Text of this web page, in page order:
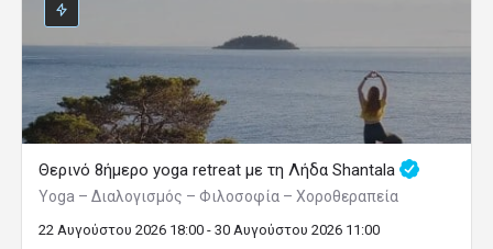
Θερινό 8ήμερο yoga retreat με τη Λήδα Shantala
Yoga – Διαλογισμός – Φιλοσοφία – Χοροθεραπεία
22 Αυγούστου 2026 18:00 - 30 Αυγούστου 2026 11:00